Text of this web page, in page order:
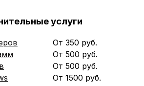
услуги
От 350 руб.
От 500 руб.
От 500 руб.
От 1500 руб.